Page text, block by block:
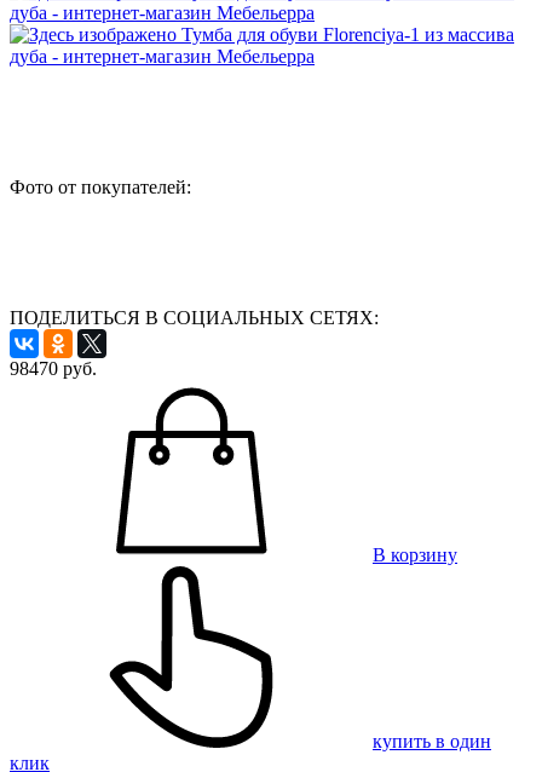
Фото от покупателей:
ПОДЕЛИТЬСЯ В СОЦИАЛЬНЫХ СЕТЯХ:
98470 руб.
В корзину
купить в один
клик